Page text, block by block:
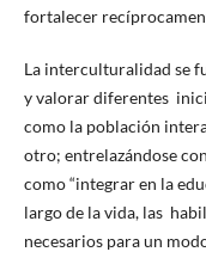
fortalecer
La interculturalidad se
y valorar diferentes
como la población
otro; entrelazándose
como “integrar en la
largo de la vida, las
necesarios para un